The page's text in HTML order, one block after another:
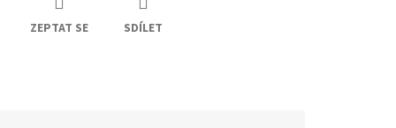
ZEPTAT SE SDÍLET